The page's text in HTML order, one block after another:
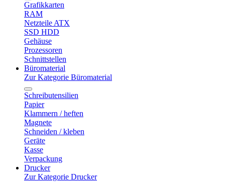
Grafikkarten
RAM
Netzteile ATX
SSD HDD
Gehäuse
Prozessoren
Schnittstellen
Büromaterial
Zur Kategorie Büromaterial
Schreibutensilien
Papier
Klammern / heften
Magnete
Schneiden / kleben
Geräte
Kasse
Verpackung
Drucker
Zur Kategorie Drucker